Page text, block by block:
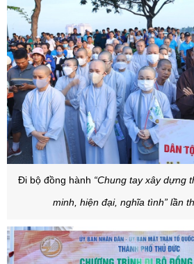
Đi bộ đồng hành “Chung tay xây dựng
minh, hiện đại, nghĩa tình” lần